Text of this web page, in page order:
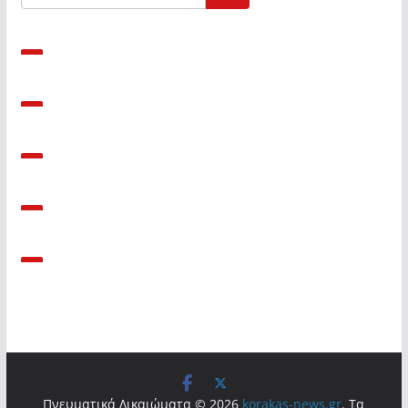
Πνευματικά Δικαιώματα © 2026 korakas-news.gr. Τα